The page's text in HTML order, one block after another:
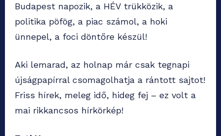
Budapest napozik, a HÉV trükközik, a
politika pöfög, a piac számol, a hoki
ünnepel, a foci döntőre készül!
Aki lemarad, az holnap már csak tegnapi
újságpapírral csomagolhatja a rántott sajtot!
Friss hírek, meleg idő, hideg fej – ez volt a
mai rikkancsos hírkörkép!